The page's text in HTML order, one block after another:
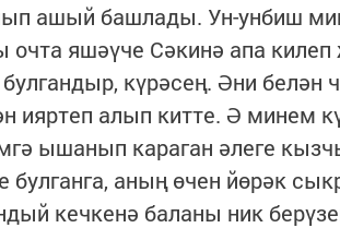
ашый башлады. Ун-унбиш
яшәүче Сәкинә апа килеп
күрәсең. Әни
ияртеп алып китте. Ә минем
ышанып караган әлеге
аның өчен йөрәк
кечкенә баланы ник